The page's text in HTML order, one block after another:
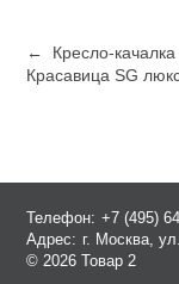
← Кресло-качалка
Красавица SG
Телефон: +7 (495)
Адрес: г. Москва,
© 2026 Товар 2